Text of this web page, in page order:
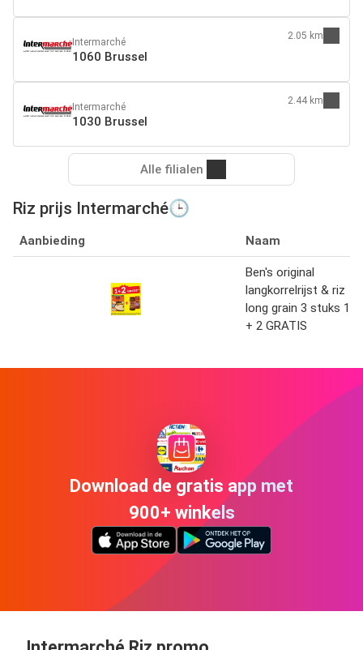
Intermarché
1060 Brussel
2.05 km
Intermarché
1030 Brussel
2.44 km
Alle filialen
Riz prijs Intermarché🕒
Aanbieding Naam
Ben's original
langkorrelrijst & riz
long grain 3 stuks 1
+ 2 GRATIS
Download de gratis app met
900+ winkels